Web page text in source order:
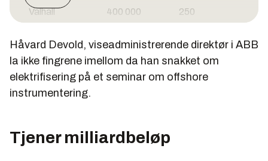
Valhall 400 000 250
Goliat 90 000 88
Martin Linge
SUM 1 320 000
Håvard Devold, viseadministrerende direktør i ABB
la ikke fingrene imellom da han snakket om
elektrifisering på et seminar om offshore
instrumentering.
Tjener milliardbeløp